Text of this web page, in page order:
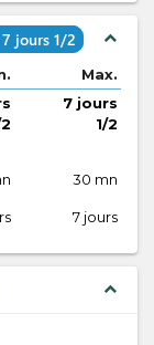
jours 1/2 expand_less
Max.
7 jours
1/2
30 mn
7 jours
expand_less